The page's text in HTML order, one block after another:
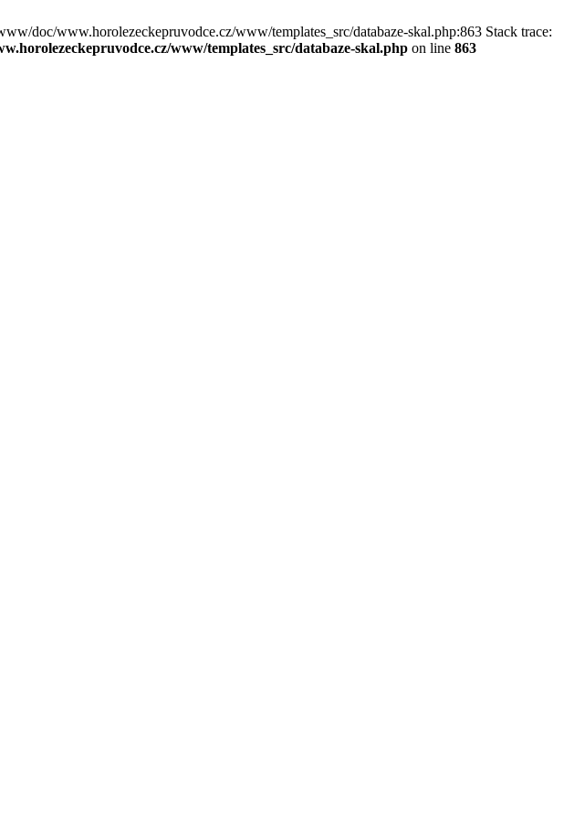
doc/www.horolezeckepruvodce.cz/www/templates_src/databaze-skal.php:863 Stack trace:
www/templates_src/databaze-skal.php on line 863